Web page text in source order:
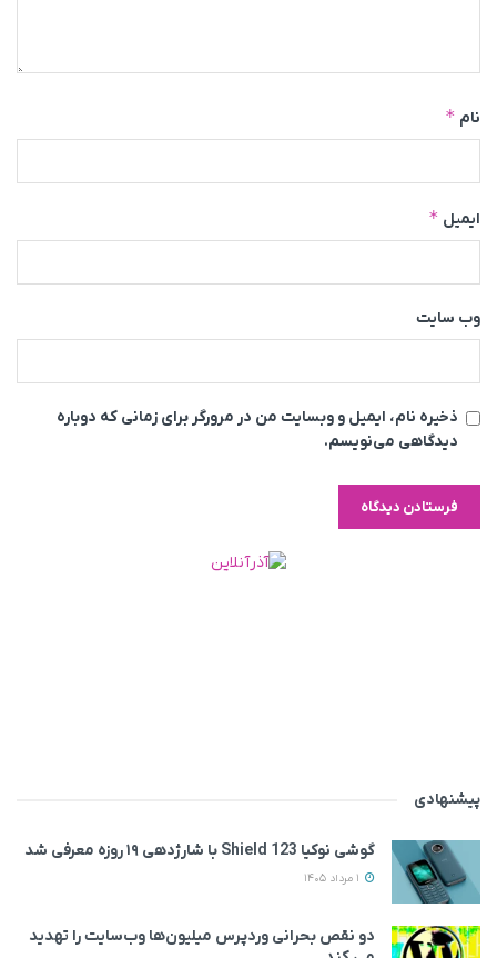
نام *
ایمیل *
وب‌ سایت
ذخیره نام، ایمیل و وبسایت من در مرورگر برای زمانی که دوباره
دیدگاهی می‌نویسم.
پیشنهادی
گوشی نوکیا 123 Shield با شارژدهی ۱۹ روزه معرفی شد
دو نقص بحرانی وردپرس میلیون‌ها وب‌سایت را تهدید